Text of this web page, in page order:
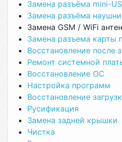
Замена разъёма mini-
Замена разъёма
Замена GSM / WiFi
Замена разъема карты
Восстановление после
Ремонт системной
Восстановление ОС
Настройка программ
Восстановление
Русификация
Замена задней крышки
Чистка